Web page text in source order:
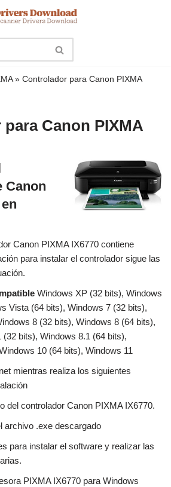
» Controlador para Canon PIXMA
Canon PIXMA
Canon
Canon PIXMA IX6770 contiene
para instalar el controlador sigue las
Windows XP (32 bits), Windows
Vista (64 bits), Windows 7 (32 bits),
8 (32 bits), Windows 8 (64 bits),
bits), Windows 8.1 (64 bits),
10 (64 bits), Windows 11
mientras realiza los siguientes
del controlador Canon PIXMA IX6770.
archivo .exe descargado
para instalar el software y realizar las
PIXMA IX6770 para Windows